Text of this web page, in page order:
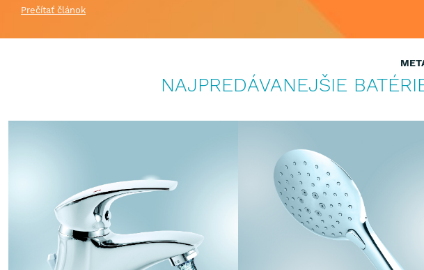
Prečítať článok
NAJPREDÁVANEJŠIE